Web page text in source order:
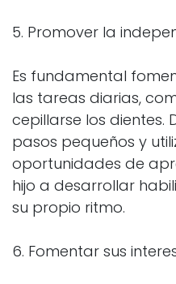
5. Promover la
Es fundamental
las tareas diarias,
cepillarse los dientes.
pasos pequeños y
oportunidades de
hijo a desarrollar
su propio ritmo.
6. Fomentar sus